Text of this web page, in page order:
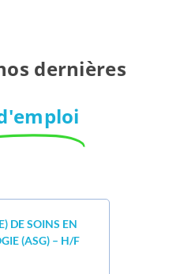
dernières
DE SOINS EN
(ASG) – H/F